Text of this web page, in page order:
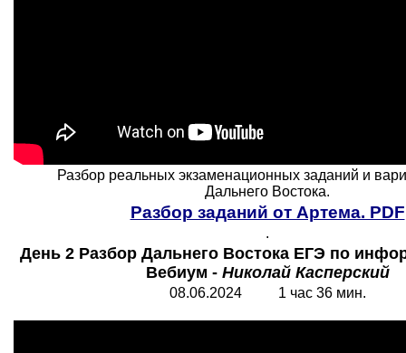
Разбор реальных экзаменационных заданий и
Дальнего Востока.
Разбор заданий от Артема. PDF
.
День 2 Разбор Дальнего Востока ЕГЭ по
Вебиум - Николай Касперский
08.06.2024 1 час 36 мин.